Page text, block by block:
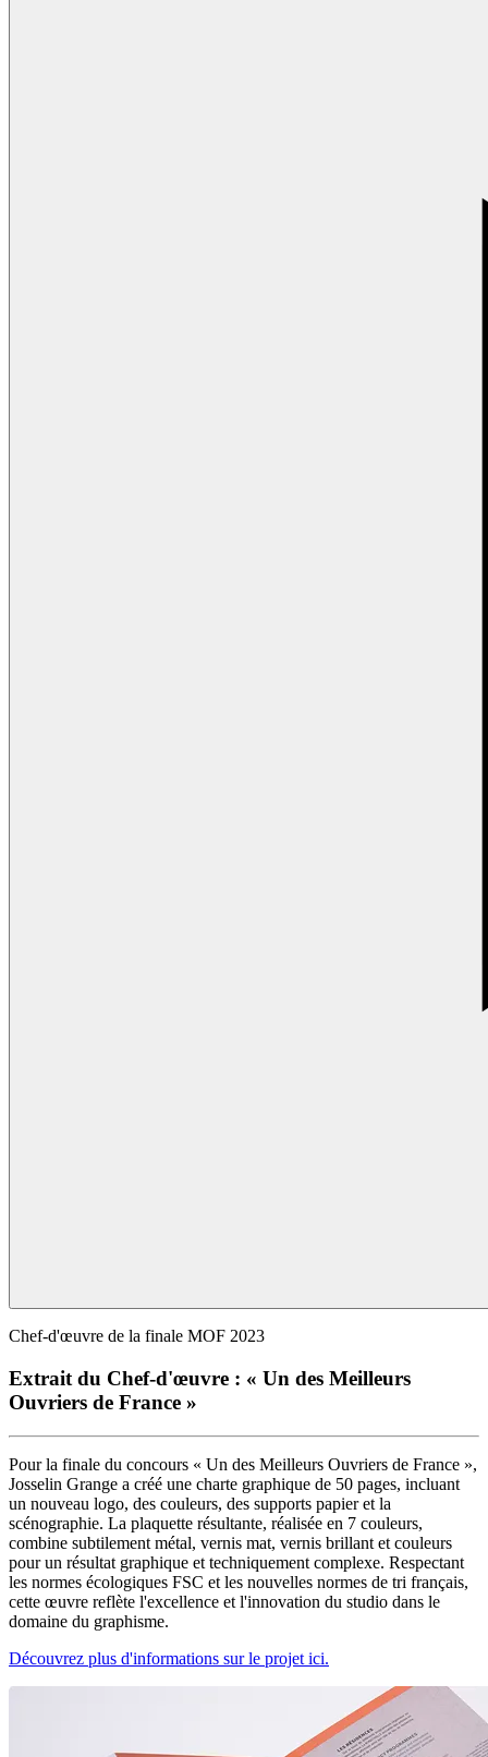
Chef-d'œuvre de la finale MOF 2023
Extrait du Chef-d'œuvre : « Un des Meilleurs
Ouvriers de France »
Pour la finale du concours « Un des Meilleurs Ouvriers de France »,
Josselin Grange a créé une charte graphique de 50 pages, incluant
un nouveau logo, des couleurs, des supports papier et la
scénographie. La plaquette résultante, réalisée en 7 couleurs,
combine subtilement métal, vernis mat, vernis brillant et couleurs
pour un résultat graphique et techniquement complexe. Respectant
les normes écologiques FSC et les nouvelles normes de tri français,
cette œuvre reflète l'excellence et l'innovation du studio dans le
domaine du graphisme.
Découvrez plus d'informations sur le projet ici.